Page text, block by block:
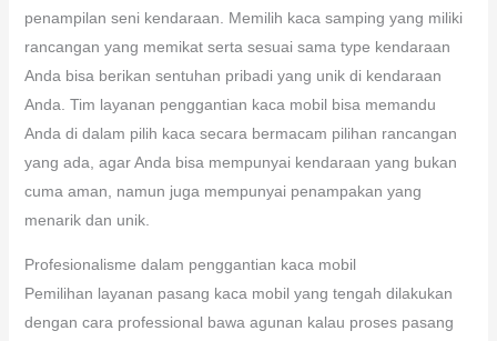
penampilan seni kendaraan. Memilih kaca samping yang miliki
rancangan yang memikat serta sesuai sama type kendaraan
Anda bisa berikan sentuhan pribadi yang unik di kendaraan
Anda. Tim layanan penggantian kaca mobil bisa memandu
Anda di dalam pilih kaca secara bermacam pilihan rancangan
yang ada, agar Anda bisa mempunyai kendaraan yang bukan
cuma aman, namun juga mempunyai penampakan yang
menarik dan unik.
Profesionalisme dalam penggantian kaca mobil
Pemilihan layanan pasang kaca mobil yang tengah dilakukan
dengan cara professional bawa agunan kalau proses pasang